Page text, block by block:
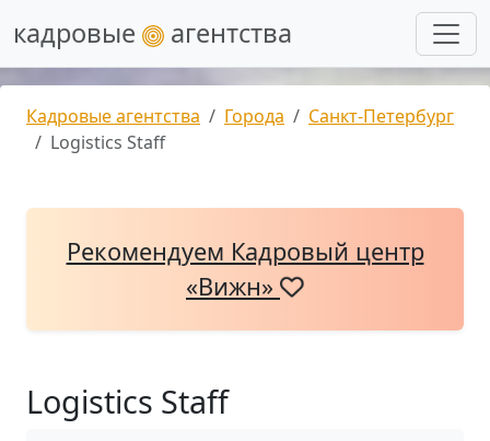
кадровые агентства
Кадровые агентства Города
Санкт-Петербург
Logistics Staff
Рекомендуем Кадровый центр
«Вижн»
Logistics Staff